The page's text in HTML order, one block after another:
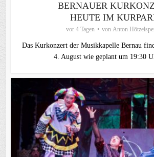
BERNAUER
HEUTE IM
vor 4 Tagen von Anton
Das Kurkonzert der Musikkapelle Bernau
4. August wie geplant um 19:30